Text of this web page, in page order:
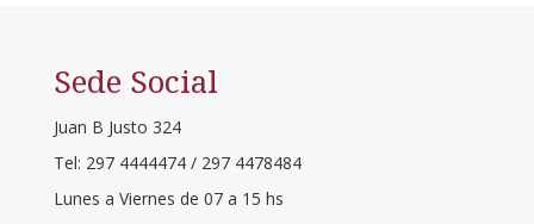
Sede Social
Juan B Justo 324
Tel: 297 4444474 / 297 4478484
Lunes a Viernes de 07 a 15 hs